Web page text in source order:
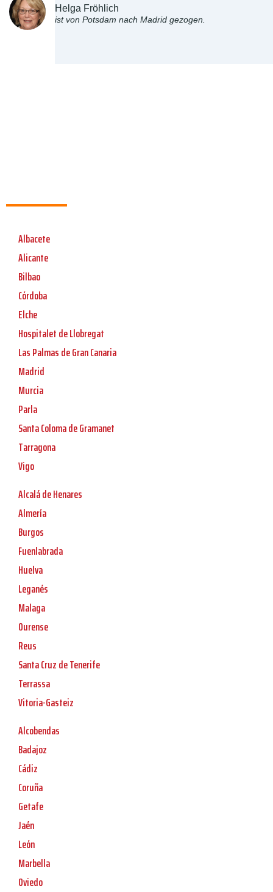
Helga Fröhlich
ist von Potsdam nach Madrid gezogen.
Albacete
Alicante
Bilbao
Córdoba
Elche
Hospitalet de Llobregat
Las Palmas de Gran Canaria
Madrid
Murcia
Parla
Santa Coloma de Gramanet
Tarragona
Vigo
Alcalá de Henares
Almería
Burgos
Fuenlabrada
Huelva
Leganés
Malaga
Ourense
Reus
Santa Cruz de Tenerife
Terrassa
Vitoria-Gasteiz
Alcobendas
Badajoz
Cádiz
Coruña
Getafe
Jaén
León
Marbella
Oviedo